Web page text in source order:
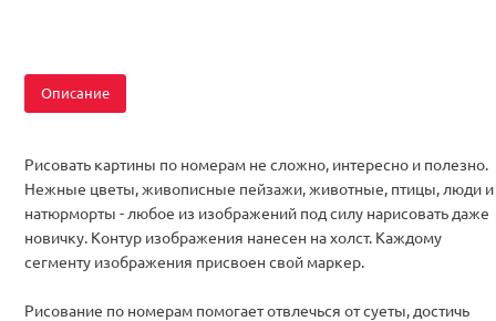
Описание
Рисовать картины по номерам не сложно, интересно и полезно.
Нежные цветы, живописные пейзажи, животные, птицы, люди и
натюрморты - любое из изображений под силу нарисовать даже
новичку. Контур изображения нанесен на холст. Каждому
сегменту изображения присвоен свой маркер.
Рисование по номерам помогает отвлечься от суеты, достичь